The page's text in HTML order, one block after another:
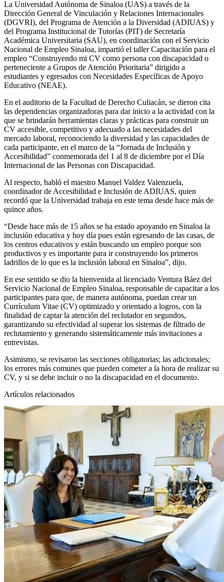
La Universidad Autónoma de Sinaloa (UAS) a través de la
Dirección General de Vinculación y Relaciones Internacionales
(DGVRI), del Programa de Atención a la Diversidad (ADIUAS) y
del Programa Institucional de Tutorías (PIT) de Secretaría
Académica Universitaria (SAU), en coordinación con el Servicio
Nacional de Empleo Sinaloa, impartió el taller Capacitación para el
empleo “Construyendo mi CV como persona con discapacidad o
perteneciente a Grupos de Atención Prioritaria” dirigido a
estudiantes y egresados con Necesidades Específicas de Apoyo
Educativo (NEAE).
En el auditorio de la Facultad de Derecho Culiacán, se dieron cita
las dependencias organizadoras para dar inicio a la actividad con la
que se brindarán herramientas claras y prácticas para construir un
CV accesible, competitivo y adecuado a las necesidades del
mercado laboral, reconociendo la diversidad y las capacidades de
cada participante, en el marco de la “Jornada de Inclusión y
Accesibilidad” conmemorada del 1 al 8 de diciembre por el Día
Internacional de las Personas con Discapacidad.
Al respecto, habló el maestro Manuel Valdez Valenzuela,
coordinador de Accesibilidad e Inclusión de ADIUAS, quien
recordó que la Universidad trabaja en este tema desde hace más de
quince años.
“Desde hace más de 15 años se ha estado apoyando en Sinaloa la
inclusión educativa y hoy día pues están egresando de las casas, de
los centros educativos y están buscando un empleo porque son
productivos y es importante para ir construyendo los primeros
ladrillos de lo que es la inclusión laboral en Sinaloa”, dijo.
En ese sentido se dio la bienvenida al licenciado Ventura Báez del
Servicio Nacional de Empleo Sinaloa, responsable de capacitar a los
participantes para que, de manera autónoma, puedan crear un
Currículum Vitae (CV) optimizado y orientado a logros, con la
finalidad de captar la atención del reclutador en segundos,
garantizando su efectividad al superar los sistemas de filtrado de
reclutamiento y generando sistemáticamente más invitaciones a
entrevistas.
Asimismo, se revisaron las secciones obligatorias; las adicionales;
los errores más comunes que pueden cometer a la hora de realizar su
CV, y si se debe incluir o no la discapacidad en el documento.
Artículos relacionados